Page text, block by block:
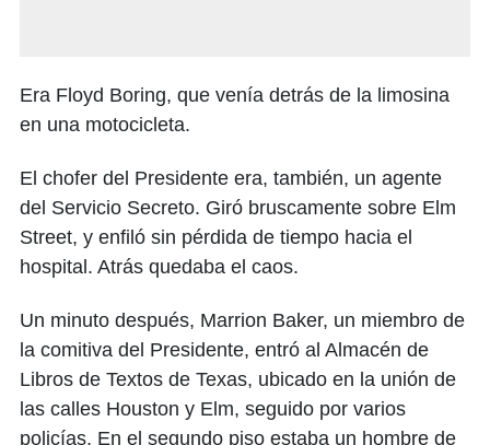
Era Floyd Boring, que venía detrás de la limosina
en una motocicleta.
El chofer del Presidente era, también, un agente
del Servicio Secreto. Giró bruscamente sobre Elm
Street, y enfiló sin pérdida de tiempo hacia el
hospital. Atrás quedaba el caos.
Un minuto después, Marrion Baker, un miembro de
la comitiva del Presidente, entró al Almacén de
Libros de Textos de Texas, ubicado en la unión de
las calles Houston y Elm, seguido por varios
policías. En el segundo piso estaba un hombre de